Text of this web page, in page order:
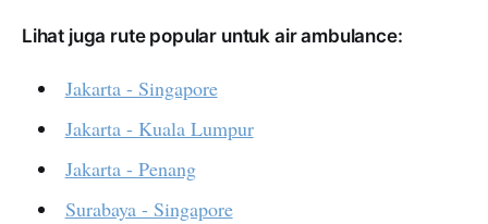
Lihat juga rute popular untuk air ambulance:
Jakarta - Singapore
Jakarta - Kuala Lumpur
Jakarta - Penang
Surabaya - Singapore